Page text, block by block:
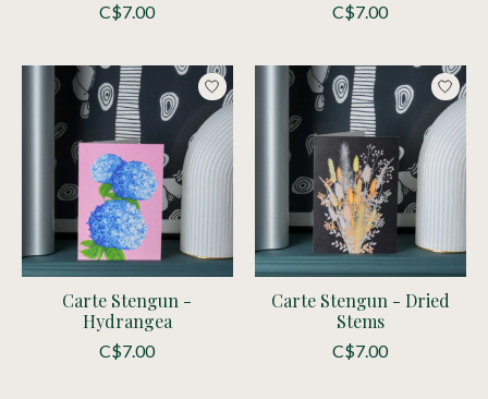
C$7.00 C$7.00
Carte Stengun -
Hydrangea
C$7.00
Carte Stengun - Dried
Stems
C$7.00